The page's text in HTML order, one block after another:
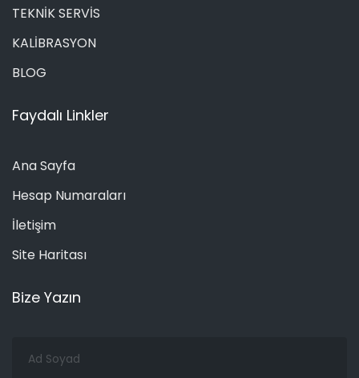
TEKNİK SERVİS
KALİBRASYON
BLOG
Faydalı Linkler
Ana Sayfa
Hesap Numaraları
İletişim
Site Haritası
Bize Yazın
Soyad